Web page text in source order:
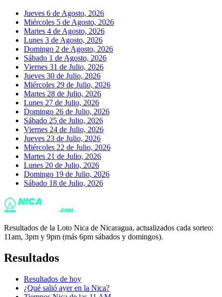
Jueves 6 de Agosto, 2026
Miércoles 5 de Agosto, 2026
Martes 4 de Agosto, 2026
Lunes 3 de Agosto, 2026
Domingo 2 de Agosto, 2026
Sábado 1 de Agosto, 2026
Viernes 31 de Julio, 2026
Jueves 30 de Julio, 2026
Miércoles 29 de Julio, 2026
Martes 28 de Julio, 2026
Lunes 27 de Julio, 2026
Domingo 26 de Julio, 2026
Sábado 25 de Julio, 2026
Viernes 24 de Julio, 2026
Jueves 23 de Julio, 2026
Miércoles 22 de Julio, 2026
Martes 21 de Julio, 2026
Lunes 20 de Julio, 2026
Domingo 19 de Julio, 2026
Sábado 18 de Julio, 2026
Resultados de la Loto Nica de Nicaragua, actualizados cada sorteo:
11am, 3pm y 9pm (más 6pm sábados y domingos).
Resultados
Resultados de hoy
¿Qué salió ayer en la Nica?